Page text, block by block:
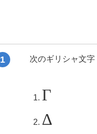
1 次のギリシャ文字
Γ
Δ